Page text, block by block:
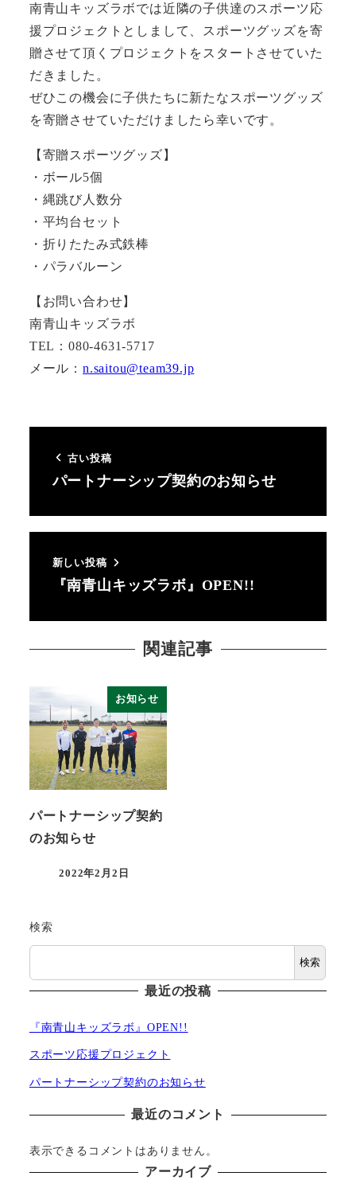
南青山キッズラボでは近隣の子供達のスポーツ応
援プロジェクトとしまして、スポーツグッズを寄
贈させて頂くプロジェクトをスタートさせていた
だきました。
ぜひこの機会に子供たちに新たなスポーツグッズ
を寄贈させていただけましたら幸いです。
【寄贈スポーツグッズ】
・ボール5個
・縄跳び人数分
・平均台セット
・折りたたみ式鉄棒
・パラバルーン
【お問い合わせ】
南青山キッズラボ
TEL：080-4631-5717
メール： n.saitou@team39.jp
古い投稿
パートナーシップ契約のお知らせ
新しい投稿
『南青山キッズラボ』OPEN!!
関連記事
お知らせ
パートナーシップ契約
のお知らせ
投稿日
2022年2月2日
検索
検索
最近の投稿
『南青山キッズラボ』OPEN!!
スポーツ応援プロジェクト
パートナーシップ契約のお知らせ
最近のコメント
表示できるコメントはありません。
アーカイブ